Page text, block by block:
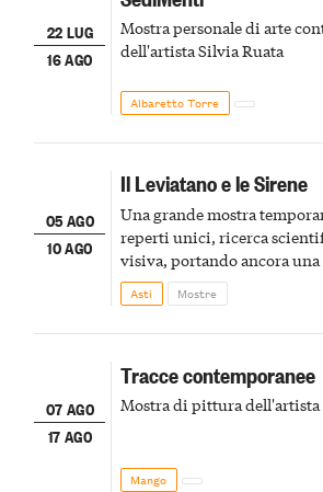
22 LUG
16 AGO
Mostra personale di arte
dell'artista Silvia Ruata
Albaretto Torre
05 AGO
10 AGO
Il Leviatano e le Sirene
Una grande mostra
reperti unici, ricerca
visiva, portando ancora
della scena le meraviglie del
Asti Mostre
07 AGO
17 AGO
Tracce contemporanee
Mostra di pittura dell'artista
Mango